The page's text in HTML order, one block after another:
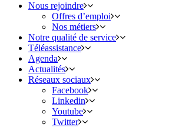
Nous rejoindre
Offres d’emploi
Nos métiers
Notre qualité de service
Téléassistance
Agenda
Actualités
Réseaux sociaux
Facebook
Linkedin
Youtube
Twitter